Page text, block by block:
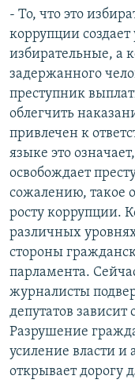
- То, что это
коррупции создает
избирательные, а
задержанного
преступник
облегчить
привлечен к
языке это
освобождает
сожалению, такое
росту коррупции.
различных
стороны
парламента.
журналисты
депутатов зависит
Разрушение
усиление власти и
открывает дорогу